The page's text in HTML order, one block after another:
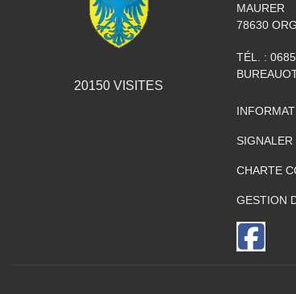
20150VISITES
MAURER
78630
TÉL. :
CHARTE
GESTION